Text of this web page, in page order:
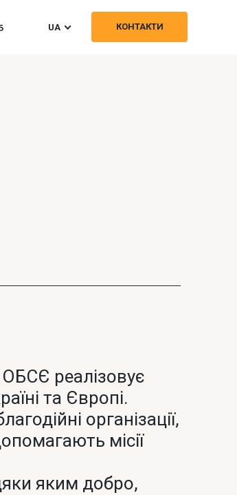
UA КОНТАКТИ
реалізовує
та Європі.
організації,
місії
яким добро,